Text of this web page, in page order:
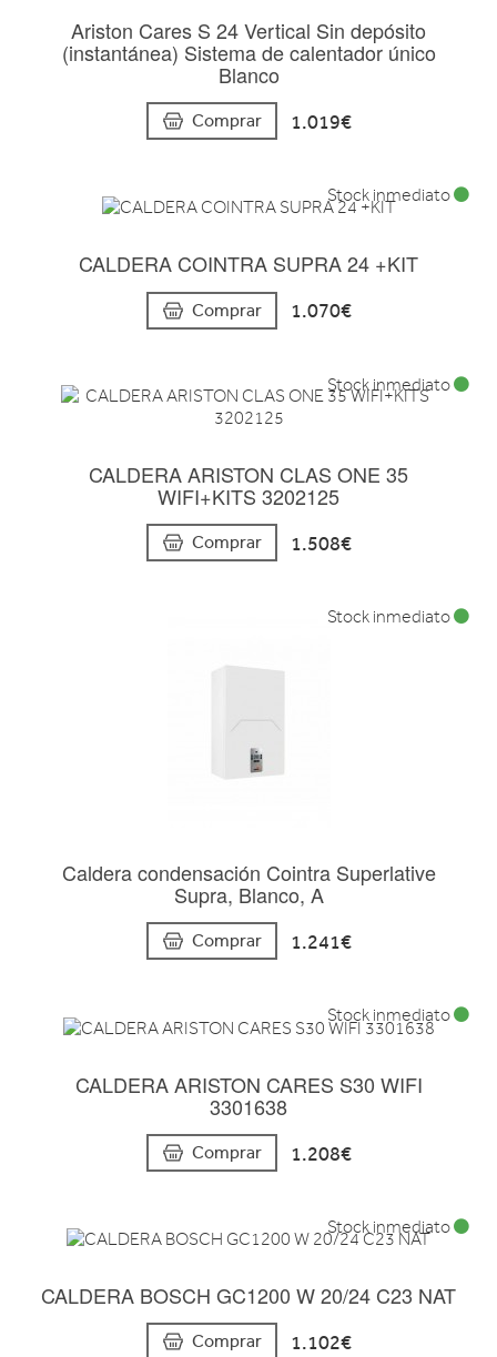
Ariston Cares S 24 Vertical Sin depósito
(instantánea) Sistema de calentador único
Blanco
Comprar 1.019€
CALDERA COINTRA SUPRA 24 +KIT
Comprar 1.070€
Stock inmediato
CALDERA ARISTON CLAS ONE 35
WIFI+KITS 3202125
Comprar 1.508€
Stock inmediato
Caldera condensación Cointra Superlative
Supra, Blanco, A
Comprar 1.241€
Stock inmediato
CALDERA ARISTON CARES S30 WIFI
3301638
Comprar 1.208€
Stock inmediato
CALDERA BOSCH GC1200 W 20/24 C23 NAT
Comprar 1.102€
Stock inmediato